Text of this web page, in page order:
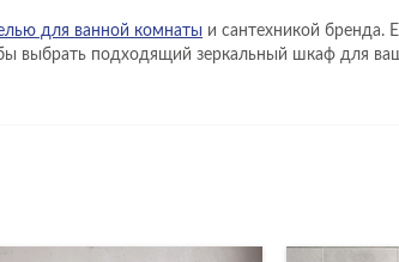
для ванной комнаты и сантехникой бренда.
выбрать подходящий зеркальный шкаф для